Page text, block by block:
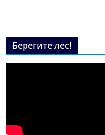
Берегите лес!